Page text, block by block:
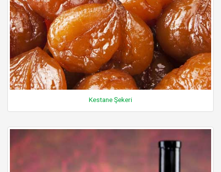
Kestane Şekeri